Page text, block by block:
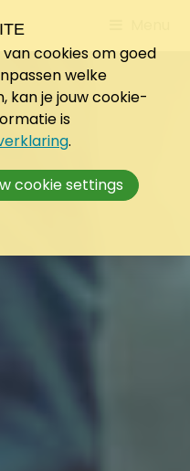
to
cookies om goed
welke
kan je jouw cookie-
is
.
cookie settings